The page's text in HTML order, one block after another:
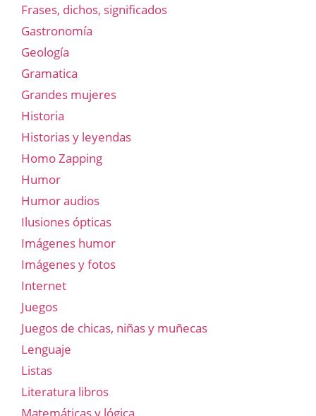
Frases, dichos, significados
Gastronomía
Geología
Gramatica
Grandes mujeres
Historia
Historias y leyendas
Homo Zapping
Humor
Humor audios
Ilusiones ópticas
Imágenes humor
Imágenes y fotos
Internet
Juegos
Juegos de chicas, niñas y muñecas
Lenguaje
Listas
Literatura libros
Matemáticas y lógica